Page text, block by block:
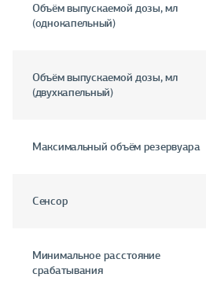
Объём выпускаемой дозы, мл
(однокапельный)
Объём выпускаемой дозы, мл
(двухкапельный)
Максимальный объём резервуара
Сенсор
Минимальное расстояние
срабатывания